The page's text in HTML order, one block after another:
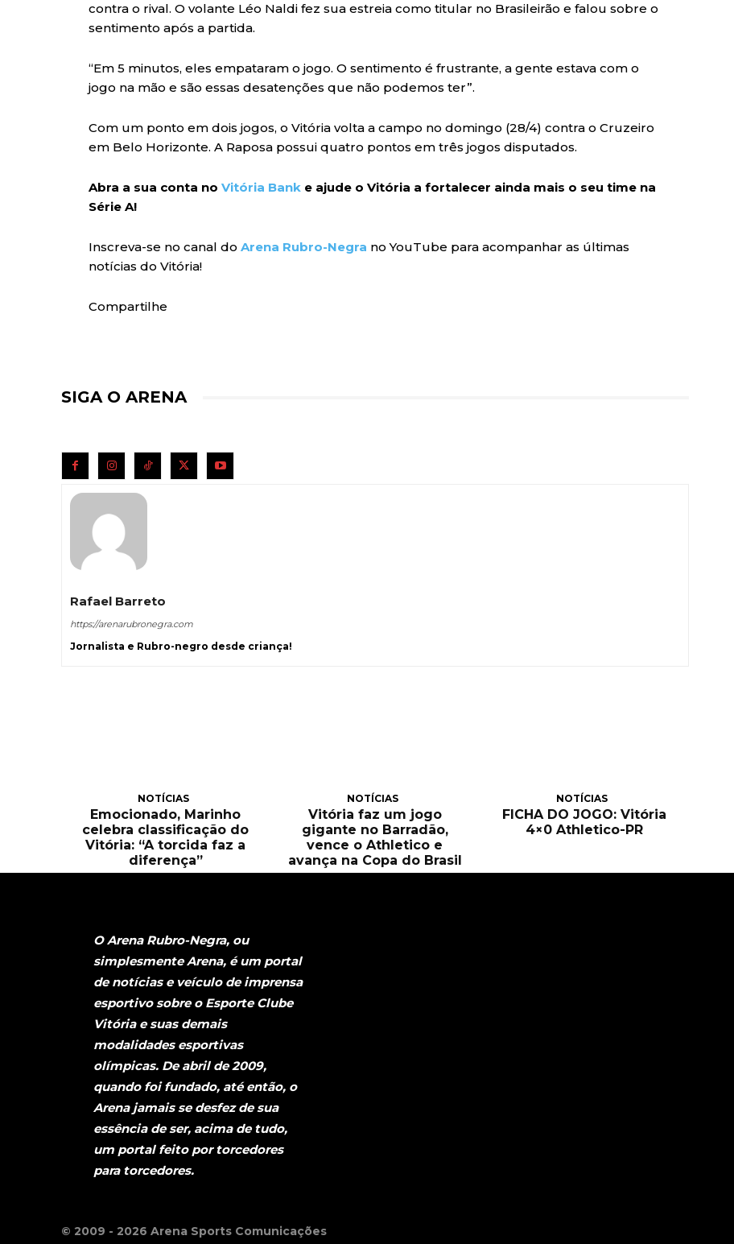
contra o rival. O volante Léo Naldi fez sua estreia como titular no Brasileirão e falou sobre o
sentimento após a partida.
“Em 5 minutos, eles empataram o jogo. O sentimento é frustrante, a gente estava com o
jogo na mão e são essas desatenções que não podemos ter”.
Com um ponto em dois jogos, o Vitória volta a campo no domingo (28/4) contra o Cruzeiro
em Belo Horizonte. A Raposa possui quatro pontos em três jogos disputados.
Abra a sua conta no Vitória Bank e ajude o Vitória a fortalecer ainda mais o seu time na
Série A!
Inscreva-se no canal do Arena Rubro-Negra no YouTube para acompanhar as últimas
notícias do Vitória!
Compartilhe
SIGA O ARENA
Rafael Barreto
https://arenarubronegra.com
Jornalista e Rubro-negro desde criança!
NOTÍCIAS
Emocionado, Marinho
celebra classificação do
Vitória: “A torcida faz a
diferença”
NOTÍCIAS
Vitória faz um jogo
gigante no Barradão,
vence o Athletico e
avança na Copa do Brasil
NOTÍCIAS
FICHA DO JOGO: Vitória
4×0 Athletico-PR
O Arena Rubro-Negra, ou
simplesmente Arena, é um portal
de notícias e veículo de imprensa
esportivo sobre o Esporte Clube
Vitória e suas demais
modalidades esportivas
olímpicas. De abril de 2009,
quando foi fundado, até então, o
Arena jamais se desfez de sua
essência de ser, acima de tudo,
um portal feito por torcedores
para torcedores.
© 2009 - 2026 Arena Sports Comunicações